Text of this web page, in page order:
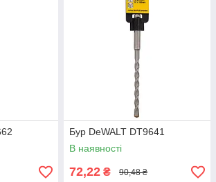
Бур DeWALT DT9641
В наявності
72,22 ₴ 90,48 ₴